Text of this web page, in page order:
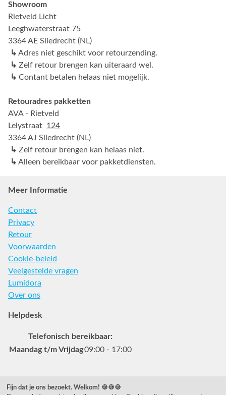
Showroom
Rietveld Licht
Leeghwaterstraat 75
3364 AE Sliedrecht (NL)
↳ Adres niet geschikt voor retourzending.
↳ Zelf retour brengen kan uiteraard wel.
↳ Contant betalen helaas niet mogelijk.
Retouradres pakketten
AVA - Rietveld
Lelystraat 124
3364 AJ Sliedrecht (NL)
↳ Zelf retour brengen kan helaas niet.
↳ Alleen bereikbaar voor pakketdiensten.
Meer Informatie
Contact
Privacy
Retour
Voorwaarden
Cookie-beleid
Veelgestelde vragen
Lumidora
Over ons
Helpdesk
Telefonisch bereikbaar:
Maandag t/m Vrijdag09:00 - 17:00
Veelgestelde vragen
Fijn dat je ons bezoekt. Welkom! 🍪🍪🍪